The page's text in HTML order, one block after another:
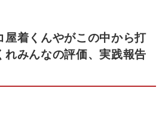
屋着くんやがこの中から打
れみんなの評価、実践報告